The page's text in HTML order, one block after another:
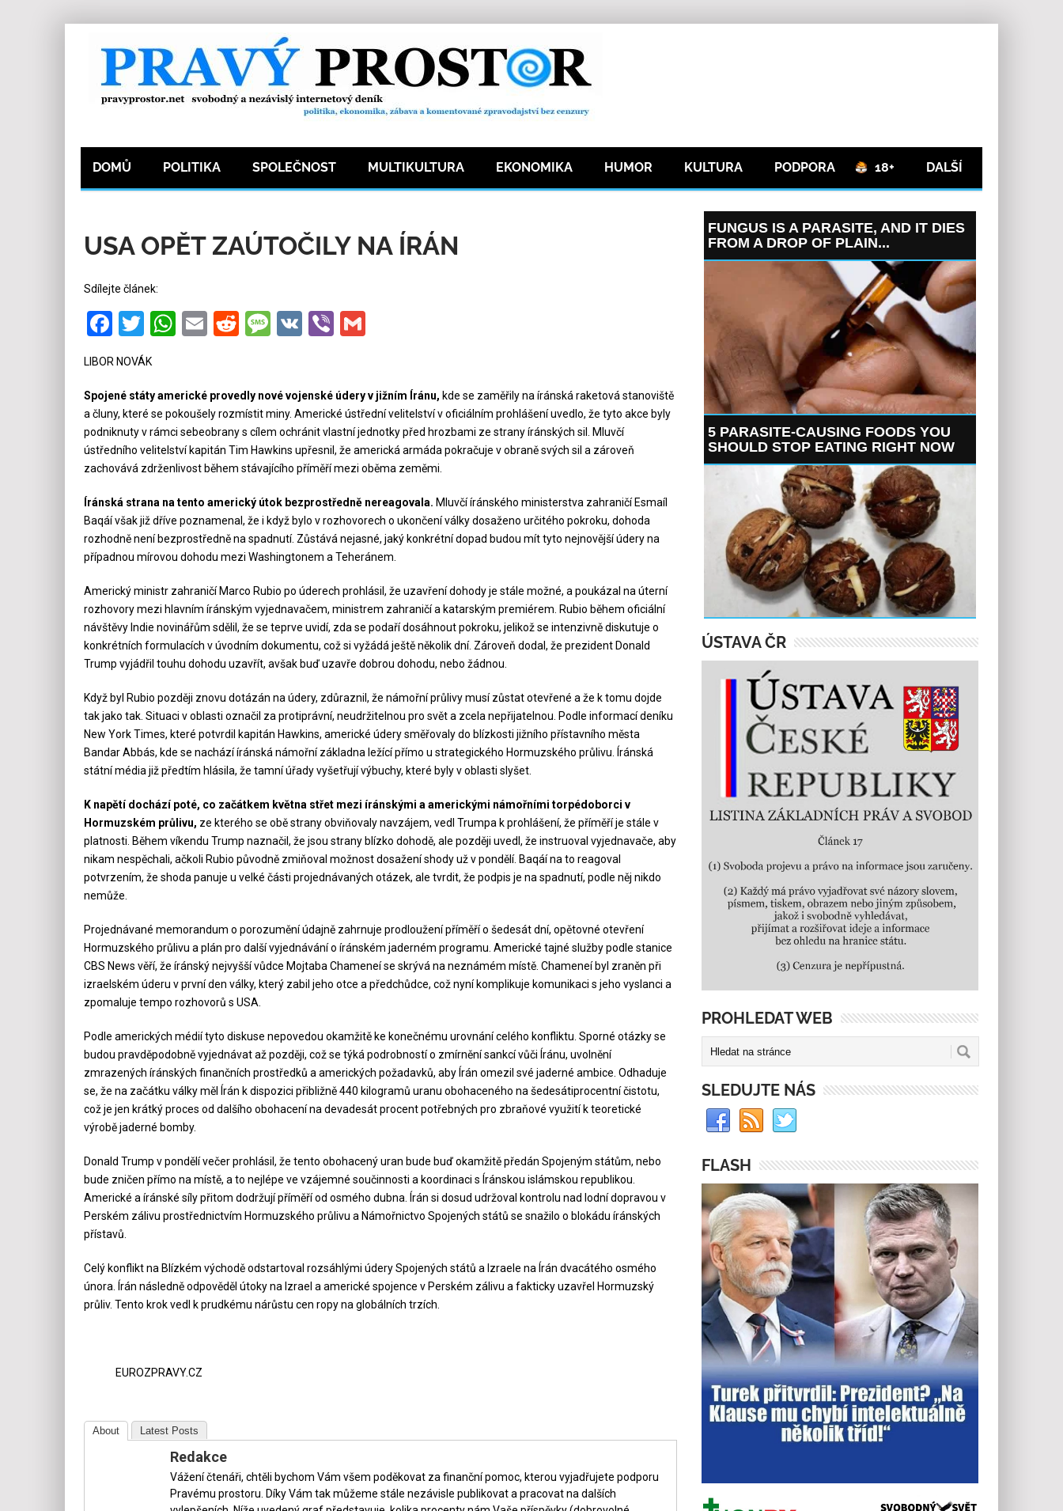
DOMŮ POLITIKA SPOLEČNOST MULTIKULTURA EKONOMIKA HUMOR KULTURA PODPORA 18+ DALŠÍ
USA OPĚT ZAÚTOČILY NA ÍRÁN
Sdílejte článek:
Facebook
Twitter
WhatsApp
EmailRedditMessage
VKViberGmail
LIBOR NOVÁK
Spojené státy americké provedly nové vojenské údery v jižním Íránu, kde se zaměřily na íránská raketová stanoviště
a čluny, které se pokoušely rozmístit miny. Americké ústřední velitelství v oficiálním prohlášení uvedlo, že tyto akce byly
podniknuty v rámci sebeobrany s cílem ochránit vlastní jednotky před hrozbami ze strany íránských sil. Mluvčí
ústředního velitelství kapitán Tim Hawkins upřesnil, že americká armáda pokračuje v obraně svých sil a zároveň
zachovává zdrženlivost během stávajícího příměří mezi oběma zeměmi.
Íránská strana na tento americký útok bezprostředně nereagovala. Mluvčí íránského ministerstva zahraničí Esmaíl
Baqáí však již dříve poznamenal, že i když bylo v rozhovorech o ukončení války dosaženo určitého pokroku, dohoda
rozhodně není bezprostředně na spadnutí. Zůstává nejasné, jaký konkrétní dopad budou mít tyto nejnovější údery na
případnou mírovou dohodu mezi Washingtonem a Teheránem.
Americký ministr zahraničí Marco Rubio po úderech prohlásil, že uzavření dohody je stále možné, a poukázal na úterní
rozhovory mezi hlavním íránským vyjednavačem, ministrem zahraničí a katarským premiérem. Rubio během oficiální
návštěvy Indie novinářům sdělil, že se teprve uvidí, zda se podaří dosáhnout pokroku, jelikož se intenzivně diskutuje o
konkrétních formulacích v úvodním dokumentu, což si vyžádá ještě několik dní. Zároveň dodal, že prezident Donald
Trump vyjádřil touhu dohodu uzavřít, avšak buď uzavře dobrou dohodu, nebo žádnou.
Když byl Rubio později znovu dotázán na údery, zdůraznil, že námořní průlivy musí zůstat otevřené a že k tomu dojde
tak jako tak. Situaci v oblasti označil za protiprávní, neudržitelnou pro svět a zcela nepřijatelnou. Podle informací deníku
New York Times, které potvrdil kapitán Hawkins, americké údery směřovaly do blízkosti jižního přístavního města
Bandar Abbás, kde se nachází íránská námořní základna ležící přímo u strategického Hormuzského průlivu. Íránská
státní média již předtím hlásila, že tamní úřady vyšetřují výbuchy, které byly v oblasti slyšet.
K napětí dochází poté, co začátkem května střet mezi íránskými a americkými námořními torpédoborci v
Hormuzském průlivu, ze kterého se obě strany obviňovaly navzájem, vedl Trumpa k prohlášení, že příměří je stále v
platnosti. Během víkendu Trump naznačil, že jsou strany blízko dohodě, ale později uvedl, že instruoval vyjednavače, aby
nikam nespěchali, ačkoli Rubio původně zmiňoval možnost dosažení shody už v pondělí. Baqáí na to reagoval
potvrzením, že shoda panuje u velké části projednávaných otázek, ale tvrdit, že podpis je na spadnutí, podle něj nikdo
nemůže.
Projednávané memorandum o porozumění údajně zahrnuje prodloužení příměří o šedesát dní, opětovné otevření
Hormuzského průlivu a plán pro další vyjednávání o íránském jaderném programu. Americké tajné služby podle stanice
CBS News věří, že íránský nejvyšší vůdce Mojtaba Chameneí se skrývá na neznámém místě. Chameneí byl zraněn při
izraelském úderu v první den války, který zabil jeho otce a předchůdce, což nyní komplikuje komunikaci s jeho vyslanci a
zpomaluje tempo rozhovorů s USA.
Podle amerických médií tyto diskuse nepovedou okamžitě ke konečnému urovnání celého konfliktu. Sporné otázky se
budou pravděpodobně vyjednávat až později, což se týká podrobností o zmírnění sankcí vůči Íránu, uvolnění
zmrazených íránských finančních prostředků a amerických požadavků, aby Írán omezil své jaderné ambice. Odhaduje
se, že na začátku války měl Írán k dispozici přibližně 440 kilogramů uranu obohaceného na šedesátiprocentní čistotu,
což je jen krátký proces od dalšího obohacení na devadesát procent potřebných pro zbraňové využití k teoretické
výrobě jaderné bomby.
Donald Trump v pondělí večer prohlásil, že tento obohacený uran bude buď okamžitě předán Spojeným státům, nebo
bude zničen přímo na místě, a to nejlépe ve vzájemné součinnosti a koordinaci s Íránskou islámskou republikou.
Americké a íránské síly přitom dodržují příměří od osmého dubna. Írán si dosud udržoval kontrolu nad lodní dopravou v
Perském zálivu prostřednictvím Hormuzského průlivu a Námořnictvo Spojených států se snažilo o blokádu íránských
přístavů.
Celý konflikt na Blízkém východě odstartoval rozsáhlými údery Spojených států a Izraele na Írán dvacátého osmého
února. Írán následně odpověděl útoky na Izrael a americké spojence v Perském zálivu a fakticky uzavřel Hormuzský
průliv. Tento krok vedl k prudkému nárůstu cen ropy na globálních trzích.
EUROZPRAVY.CZ
About Latest Posts
Redakce
Vážení čtenáři, chtěli bychom Vám všem poděkovat za finanční pomoc, kterou vyjadřujete podporu
Pravému prostoru. Díky Vám tak můžeme stále nezávisle publikovat a pracovat na dalších
FUNGUS IS A PARASITE, AND IT DIES
FROM A DROP OF PLAIN...
5 PARASITE-CAUSING FOODS YOU
SHOULD STOP EATING RIGHT NOW
ÚSTAVA ČR
PROHLEDAT WEB
SLEDUJTE NÁS
FLASH